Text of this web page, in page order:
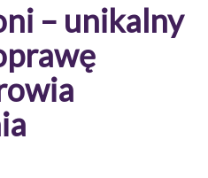
– unikalny